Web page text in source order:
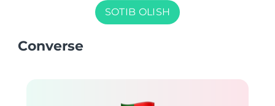
SOTIB OLISH
Converse